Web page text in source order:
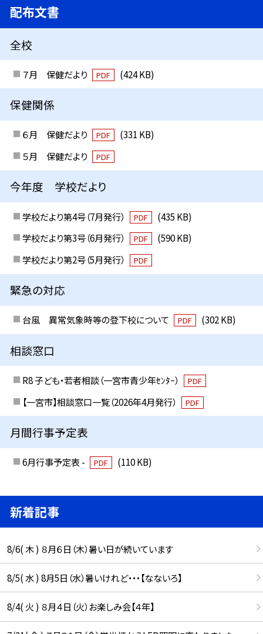
配布文書
全校
７月 保健だより PDF (424 KB)
保健関係
６月 保健だより PDF
(331 KB)
５月 保健だより
PDF
今年度 学校だより
学校だより第4号（7月発行） PDF
(435 KB)
学校だより第3号（6月発行）
PDF
(590 KB)
学校だより第2号（5月発行）
PDF
緊急の対応
台風 異常気象時等の登下校について PDF (302 KB)
相談窓口
R8 子ども・若者相談（一宮市青少年ｾﾝﾀｰ） PDF
【一宮市】相談窓口一覧（2026年4月発行） PDF
月間行事予定表
6月行事予定表 - PDF (110 KB)
新着記事
8/6( 木 ) ８月６日（木）暑い日が続いています
8/5( 水 ) 8月5日（水）暑いけれど・・・【なないろ】
8/4( 火 ) ８月４日（火）お楽しみ会【４年】